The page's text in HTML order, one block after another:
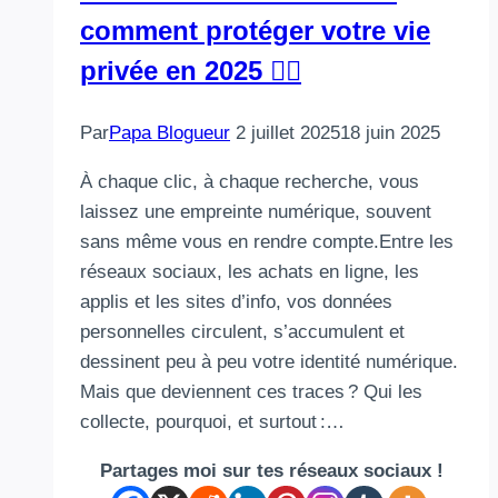
comment protéger votre vie
privée en 2025 🕵️‍♂️
ParPapa Blogueur 2 juillet 202518 juin 2025
À chaque clic, à chaque recherche, vous
laissez une empreinte numérique, souvent
sans même vous en rendre compte.Entre les
réseaux sociaux, les achats en ligne, les
applis et les sites d’info, vos données
personnelles circulent, s’accumulent et
dessinent peu à peu votre identité numérique.
Mais que deviennent ces traces ? Qui les
collecte, pourquoi, et surtout :…
Partages moi sur tes réseaux sociaux !